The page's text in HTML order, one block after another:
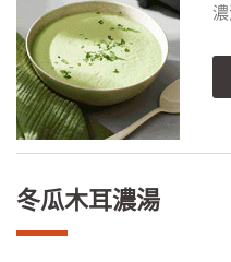
冬瓜木耳濃湯